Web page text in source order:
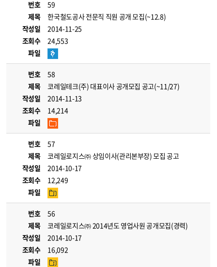
번호
59
제목
한국철도공사 전문직 직원 공개 모집(~12.8)
작성일
2014-11-25
조회수
24,553
파일
번호
58
제목
코레일테크(주) 대표이사 공개모집 공고(~11/27)
작성일
2014-11-13
조회수
14,214
파일
번호
57
제목
코레일로지스㈜ 상임이사(관리본부장) 모집 공고
작성일
2014-10-17
조회수
12,249
파일
번호
56
제목
코레일로지스㈜ 2014년도 영업사원 공개모집(경력)
작성일
2014-10-17
조회수
16,092
파일